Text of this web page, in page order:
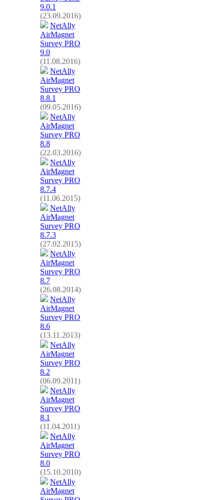
9.0.1
(23.09.2016)
NetAlly
AirMagnet
Survey PRO
9.0
(11.08.2016)
NetAlly
AirMagnet
Survey PRO
8.8.1
(09.05.2016)
NetAlly
AirMagnet
Survey PRO
8.8
(22.03.2016)
NetAlly
AirMagnet
Survey PRO
8.7.4
(11.06.2015)
NetAlly
AirMagnet
Survey PRO
8.7.3
(27.02.2015)
NetAlly
AirMagnet
Survey PRO
8.7
(26.08.2014)
NetAlly
AirMagnet
Survey PRO
8.6
(13.11.2013)
NetAlly
AirMagnet
Survey PRO
8.2
(06.09.2011)
NetAlly
AirMagnet
Survey PRO
8.1
(11.04.2011)
NetAlly
AirMagnet
Survey PRO
8.0
(15.10.2010)
NetAlly
AirMagnet